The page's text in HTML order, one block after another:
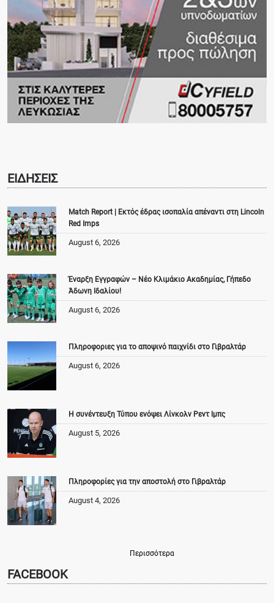
ΕΙΔΗΣΕΙΣ
Match Report | Εκτός έδρας ισοπαλία απέναντι στη Lincoln
Red Imps
August 6, 2026
Έναρξη Εγγραφών – Νέο Κλιμάκιο Ακαδημίας, Γήπεδο
Άδωνη Ιδαλίου!
August 6, 2026
Πληροφοριες για το αποψινό παιχνίδι στο Γιβραλτάρ
August 6, 2026
Η συνέντευξη Τύπου ενόψει Λίνκολν Ρεντ Ιμπς
August 5, 2026
Πληροφορίες για την αποστολή στο Γιβραλτάρ
August 4, 2026
Περισσότερα
FACEBOOK